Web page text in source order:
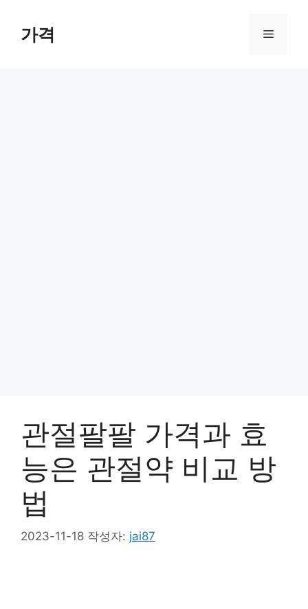
가격 메
관절팔팔 가격과 효
능은 관절약 비교 방
법
2023-11-18 작성자: jai87